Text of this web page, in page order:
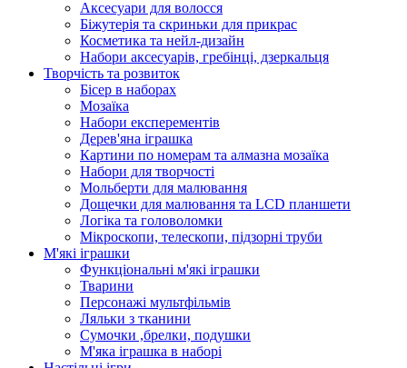
Аксесуари для волосся
Біжутерія та скриньки для прикрас
Косметика та нейл-дизайн
Набори аксесуарів, гребінці, дзеркальця
Творчість та розвиток
Бісер в наборах
Мозаїка
Набори експерементів
Дерев'яна іграшка
Картини по номерам та алмазна мозаїка
Набори для творчості
Мольберти для малювання
Дощечки для малювання та LCD планшети
Логіка та головоломки
Мікроскопи, телескопи, підзорні труби
М'які іграшки
Функціональні м'які іграшки
Тварини
Персонажі мультфільмів
Ляльки з тканини
Сумочки ,брелки, подушки
М'яка іграшка в наборі